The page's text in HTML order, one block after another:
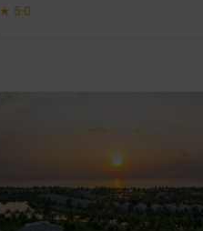
★ 5.0